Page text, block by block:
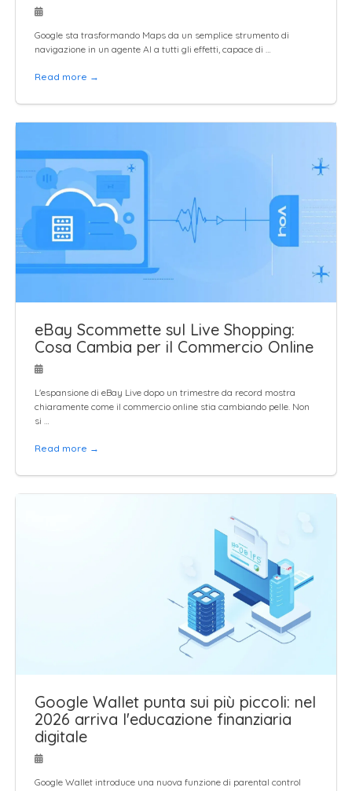
Google sta trasformando Maps da un semplice strumento di
navigazione in un agente AI a tutti gli effetti, capace di …
Read more →
eBay Scommette sul Live Shopping:
Cosa Cambia per il Commercio Online
L'espansione di eBay Live dopo un trimestre da record mostra
chiaramente come il commercio online stia cambiando pelle. Non
si …
Read more →
Google Wallet punta sui più piccoli: nel
2026 arriva l'educazione finanziaria
digitale
Google Wallet introduce una nuova funzione di parental control